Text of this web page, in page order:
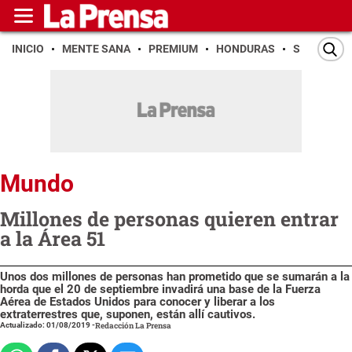
INICIO MENTE SANA PREMIUM HONDURAS SAN PEDRO
Mundo
Millones de personas quieren entrar
a la Área 51
Unos dos millones de personas han prometido que se sumarán a la
horda que el 20 de septiembre invadirá una base de la Fuerza
Aérea de Estados Unidos para conocer y liberar a los
extraterrestres que, suponen, están allí cautivos.
Actualizado: 01/08/2019-Redacción La Prensa